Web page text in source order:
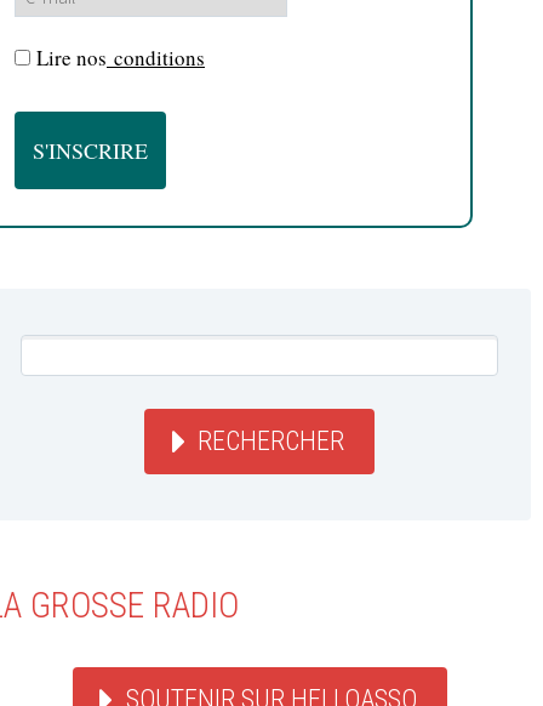
Lire nos conditions
RECHERCHER
GROSSE RADIO
SOUTENIR SUR HELLOASSO